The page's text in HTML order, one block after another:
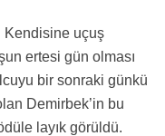
Kendisine uçuş
ertesi gün olması
bir sonraki günkü
Demirbek’in bu
layık görüldü.